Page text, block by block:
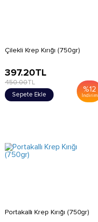
Çilekli Krep Kırığı (750gr)
%12
İndirim
397.20TL
450.00TL
Sepete Ekle
Portakallı Krep Kırığı (750gr)